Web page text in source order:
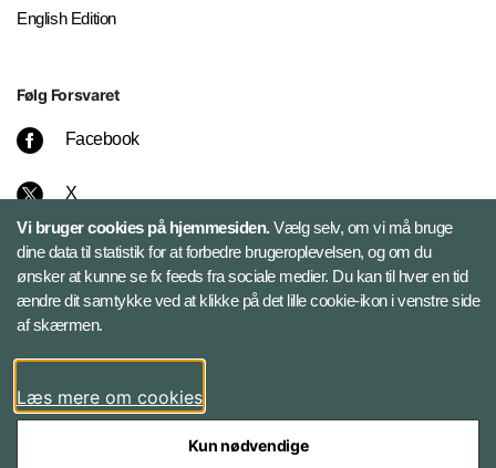
English Edition
Følg Forsvaret
Facebook
X
Instagram
Bluesky
LinkedIn
Vi bruger cookies på hjemmesiden.Vælg selv, om vi må bruge
dine data til statistik for at forbedre brugeroplevelsen, og om du
ønsker at kunne se fx feeds fra sociale medier. Du kan til hver en tid
ændre dit samtykke ved at klikke på det lille cookie-ikon i venstre side
af skærmen.
Læs mere om cookies
Kun nødvendige